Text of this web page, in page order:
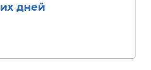
дней